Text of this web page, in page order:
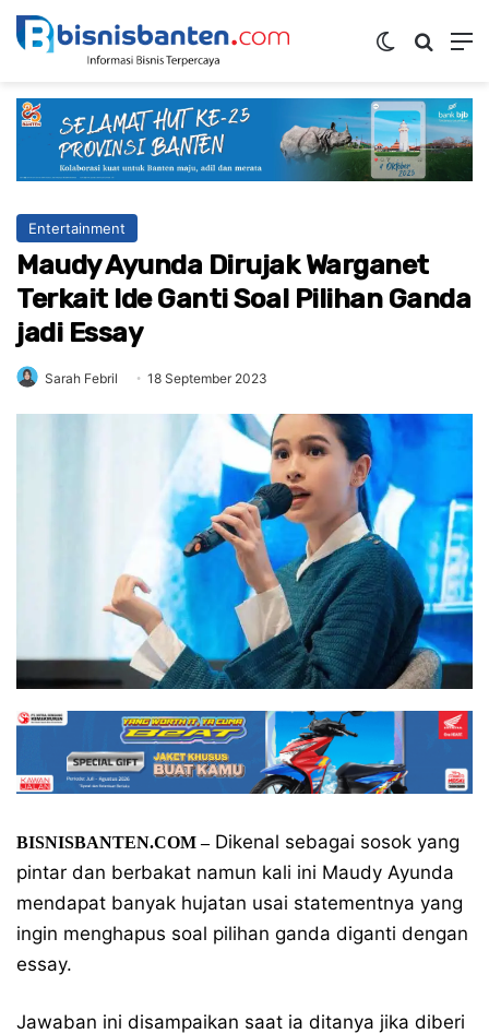
Switch skin
Entertainment
Maudy Ayunda Dirujak Warganet
Terkait Ide Ganti Soal Pilihan Ganda
jadi Essay
Sarah Febril 18 September 2023
BISNISBANTEN.COM –Dikenal sebagai sosok yang
pintar dan berbakat namun kali ini Maudy Ayunda
mendapat banyak hujatan usai statementnya yang
ingin menghapus soal pilihan ganda diganti dengan
essay.
Jawaban ini disampaikan saat ia ditanya jika diberi